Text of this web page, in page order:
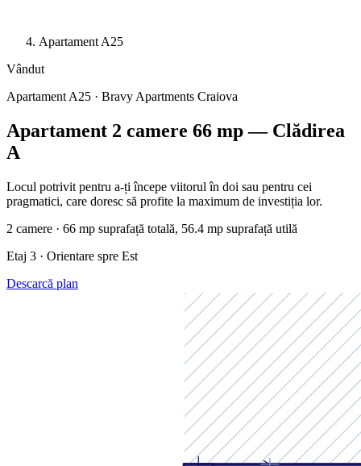
Apartament A25
Vândut
Apartament A25 · Bravy Apartments Craiova
Apartament 2 camere 66 mp — Clădirea
A
Locul potrivit pentru a-ți începe viitorul în doi sau pentru cei
pragmatici, care doresc să profite la maximum de investiția lor.
2 camere · 66 mp suprafață totală, 56.4 mp suprafață utilă
Etaj 3 · Orientare spre Est
Descarcă plan